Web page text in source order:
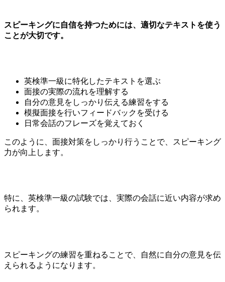
スピーキングに自信を持つためには、適切なテキストを使う
ことが大切です。
英検準一級に特化したテキストを選ぶ
面接の実際の流れを理解する
自分の意見をしっかり伝える練習をする
模擬面接を行いフィードバックを受ける
日常会話のフレーズを覚えておく
このように、面接対策をしっかり行うことで、スピーキング
力が向上します。
特に、英検準一級の試験では、実際の会話に近い内容が求め
られます。
スピーキングの練習を重ねることで、自然に自分の意見を伝
えられるようになります。